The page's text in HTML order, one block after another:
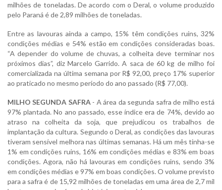
milhões de toneladas. De acordo com o Deral, o volume produzido
pelo Paraná é de 2,89 milhões de toneladas.
Entre as lavouras ainda a campo, 15% têm condições ruins, 32%
condições médias e 54% estão em condições consideradas boas.
“A depender do volume de chuvas, a colheita deve terminar nos
próximos dias”, diz Marcelo Garrido. A saca de 60 kg de milho foi
comercializada na última semana por R$ 92,00, preço 17% superior
ao praticado no mesmo período do ano passado (R$ 77,00).
MILHO SEGUNDA SAFRA - A área da segunda safra de milho está
97% plantada. No ano passado, esse índice era de 74%, devido ao
atraso na colheita da soja, que prejudicou os trabalhos de
implantação da cultura. Segundo o Deral, as condições das lavouras
tiveram sensível melhora nas últimas semanas. Há um mês tinha-se
1% em condições ruins, 16% em condições médias e 83% em boas
condições. Agora, não há lavouras em condições ruins, sendo 3%
em condições médias e 97% em boas condições. O volume previsto
para a safra é de 15,92 milhões de toneladas em uma área de 2,7 mil